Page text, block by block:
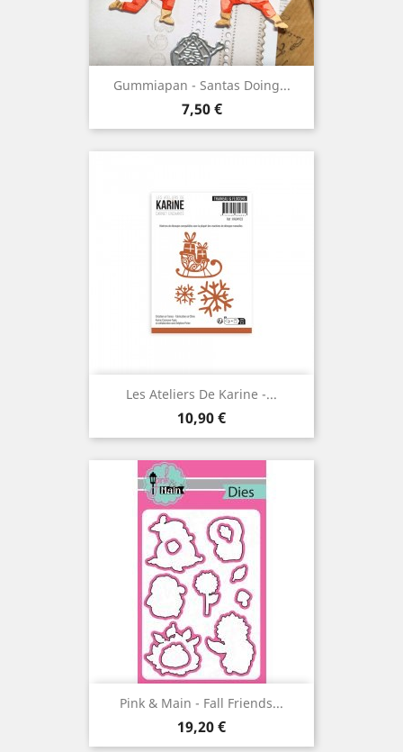
Gummiapan - Santas Doing...
Prix
7,50 €
Les Ateliers De Karine -...
Prix
10,90 €
Pink & Main - Fall Friends...
Prix
19,20 €